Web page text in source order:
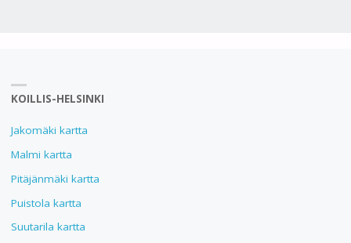
KOILLIS-HELSINKI
Jakomäki kartta
Malmi kartta
Pitäjänmäki kartta
Puistola kartta
Suutarila kartta